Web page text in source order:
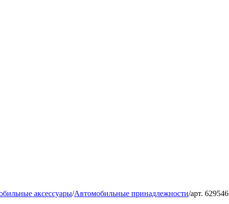
аксессуары/Автомобильные принадлежности/арт. 629546